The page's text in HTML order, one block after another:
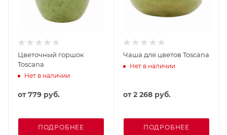
Цветочный горшок
Toscana
Нет в наличии
от779 руб.
ПОДРОБНЕЕ
Чаша для цветов Toscana
Нет в наличии
от2 268 руб.
ПОДРОБНЕЕ